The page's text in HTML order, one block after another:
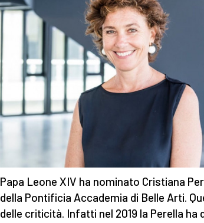
Papa Leone XIV ha nominato Cristiana
della Pontificia Accademia di Belle Arti.
delle criticità. Infatti nel 2019 la Perella